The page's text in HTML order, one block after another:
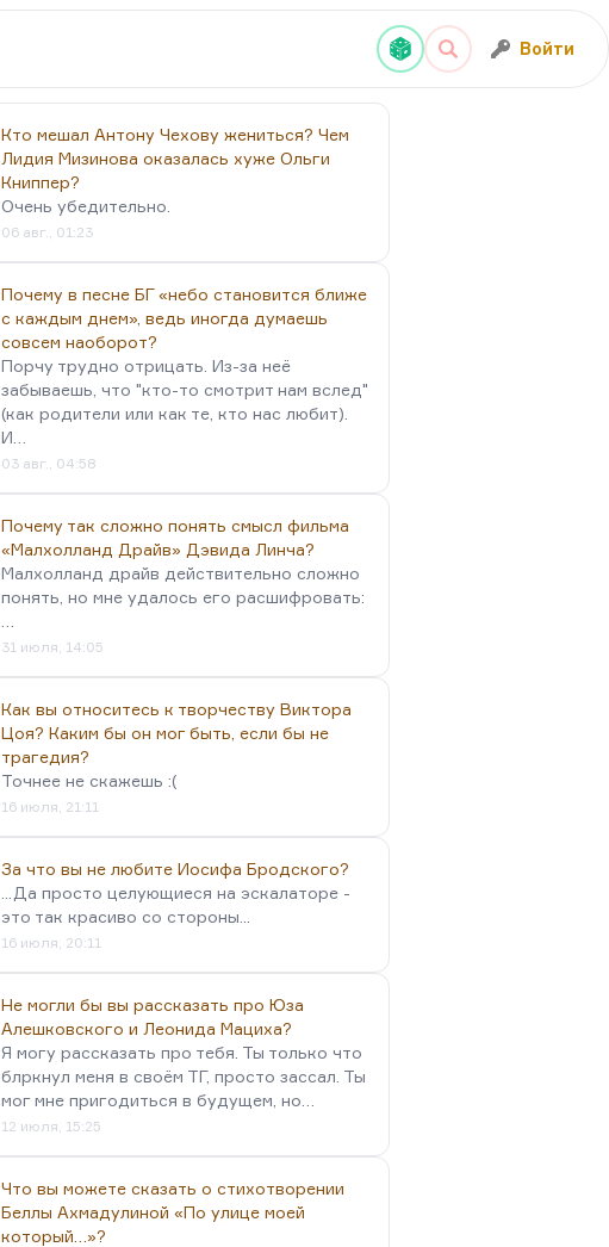
Войти
Кто мешал Антону Чехову жениться? Чем
Лидия Мизинова оказалась хуже Ольги
Книппер?
Очень убедительно.
06 авг., 01:23
Почему в песне БГ «небо становится ближе
с каждым днем», ведь иногда думаешь
совсем наоборот?
Порчу трудно отрицать. Из-за неё
забываешь, что "кто-то смотрит нам вслед"
(как родители или как те, кто нас любит).
И…
03 авг., 04:58
Почему так сложно понять смысл фильма
«Малхолланд Драйв» Дэвида Линча?
Малхолланд драйв действительно сложно
понять, но мне удалось его расшифровать:
31 июля, 14:05
Как вы относитесь к творчеству Виктора
Цоя? Каким бы он мог быть, если бы не
трагедия?
Точнее не скажешь :(
16 июля, 21:11
За что вы не любите Иосифа Бродского?
...Да просто целующиеся на эскалаторе -
это так красиво со стороны...
16 июля, 20:11
Не могли бы вы рассказать про Юза
Алешковского и Леонида Мациха?
Я могу рассказать про тебя. Ты только что
блркнул меня в своём ТГ, просто зассал. Ты
мог мне пригодиться в будущем, но…
12 июля, 15:25
Что вы можете сказать о стихотворении
Беллы Ахмадулиной «По улице моей
который…»?